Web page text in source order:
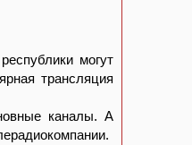
могут
трансляция
каналы. А